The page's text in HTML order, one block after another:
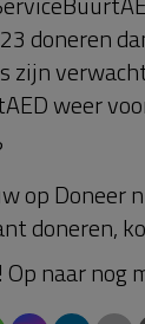
doneren
zijn
weer
op Doneer
doneren,
Op naar nog